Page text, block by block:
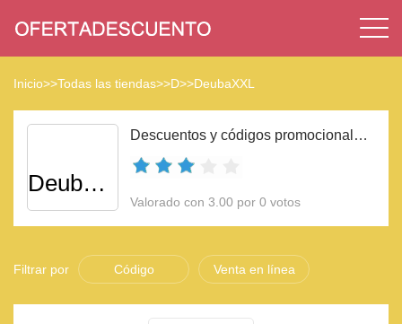
Inicio>>Todas las tiendas>>D>>DeubaXXL
DeubaXXL
Descuentos y códigos promocionales DeubaXXL 2023
Valorado con 3.00 por 0 votos
Filtrar por Código Venta en línea